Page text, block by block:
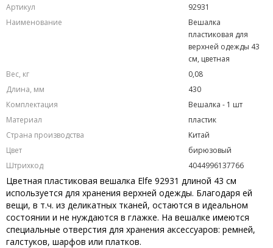
Артикул
92931
Наименование
Вешалка
пластиковая для
верхней одежды 43
см, цветная
Вес, кг
0,08
Длина, мм
430
Комплектация
Вешалка - 1 шт
Материал
пластик
Страна производства
Китай
Цвет
бирюзовый
Штрихкод
4044996137766
Цветная пластиковая вешалка Elfe 92931 длиной 43 см
используется для хранения верхней одежды. Благодаря ей
вещи, в т.ч. из деликатных тканей, остаются в идеальном
состоянии и не нуждаются в глажке. На вешалке имеются
специальные отверстия для хранения аксессуаров: ремней,
галстуков, шарфов или платков.